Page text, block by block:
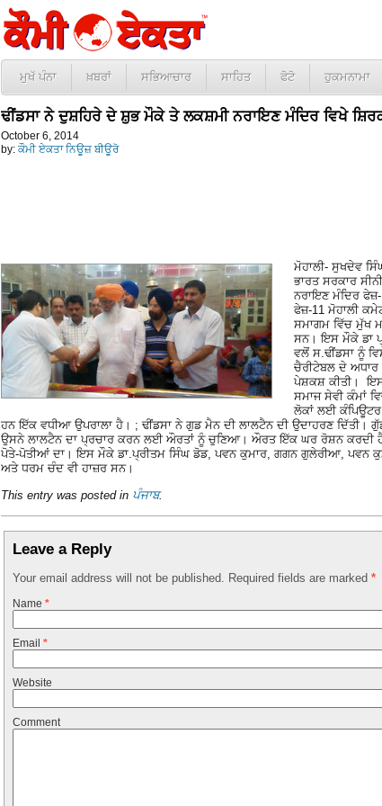
ਮੁਖੱ ਪੰਨਾ ਖ਼ਬਰਾਂ ਸਭਿਆਚਾਰ ਸਾਹਿਤ ਫੋਟੋ ਹੁਕਮਨਾਮਾ
ਢੀਂਡਸਾ ਨੇ ਦੁਸ਼ਹਿਰੇ ਦੇ ਸ਼ੁਭ ਮੌਕੇ ਤੇ ਲਕਸ਼ਮੀ ਨਰਾਇਣ ਮੰਦਿਰ ਵਿਖੇ
October 6, 2014
by: ਕੌਮੀ ਏਕਤਾ ਨਿਊਜ਼ ਬੀਊਰੋ
ਮੋਹਾਲੀ- ਸੁਖਦੇਵ
ਭਾਰਤ ਸਰਕਾਰ
ਨਰਾਇਣ ਮੰਦਿਰ
ਫੇਜ਼-11 ਮੋਹਾਲੀ
ਸਮਾਗਮ ਵਿੱਚ ਮੁੱਖ
ਸਨ। ਇਸ ਮੌਕੇ ਡਾ
ਵਲੋਂ ਸ.ਢੀਂਡਸਾ ਨੂੰ
ਚੈਰੀਟੇਬਲ ਦੇ
ਪੇਸ਼ਕਸ਼ ਕੀਤੀ। ਇਸ
ਸਮਾਜ ਸੇਵੀ ਕੰਮਾਂ
ਲੋਕਾਂ ਲਈ ਕੰਪਿਊਟਰ
ਹਨ ਇੱਕ ਵਧੀਆ ਉਪਰਾਲਾ ਹੈ। ; ਢੀਂਡਸਾ ਨੇ ਗੁਡ ਮੈਨ ਦੀ ਲਾਲਟੈਨ ਦੀ ਉਦਾਹਰਣ ਦਿੱਤੀ।
ਉਸਨੇ ਲਾਲਟੈਨ ਦਾ ਪ੍ਰਚਾਰ ਕਰਨ ਲਈ ਔਰਤਾਂ ਨੂੰ ਚੁਣਿਆ। ਔਰਤ ਇੱਕ ਘਰ ਰੋਸ਼ਨ ਕਰਦੀ
ਪੋਤੇ-ਪੋਤੀਆਂ ਦਾ। ਇਸ ਮੌਕੇ ਡਾ.ਪ੍ਰੀਤਮ ਸਿੰਘ ਡੋਡ, ਪਵਨ ਕੁਮਾਰ, ਗਗਨ ਗੁਲੇਰੀਆ, ਪਵਨ
ਅਤੇ ਧਰਮ ਚੰਦ ਵੀ ਹਾਜ਼ਰ ਸਨ।
This entry was posted in ਪੰਜਾਬ.
Leave a Reply
Your email address will not be published. Required fields are marked *
Name *
Email *
Website
Comment